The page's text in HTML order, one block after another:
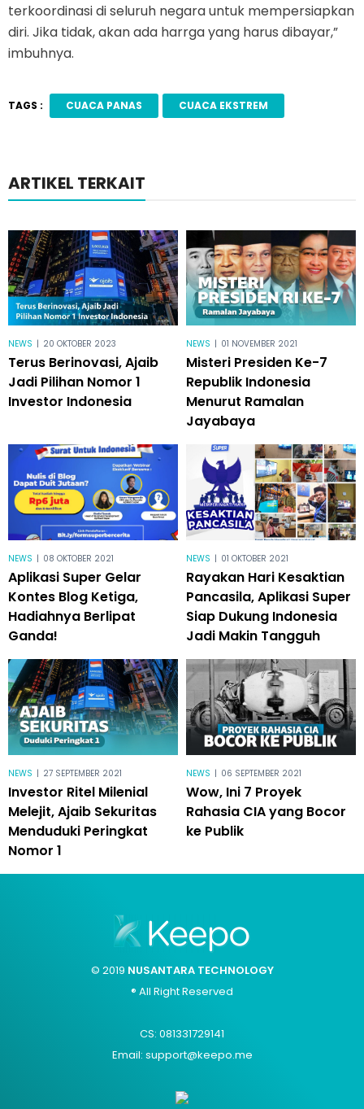
terkoordinasi di seluruh negara untuk mempersiapkan
diri. Jika tidak, akan ada harrga yang harus dibayar,”
imbuhnya.
TAGS : CUACA PANAS CUACA EKSTREM
ARTIKEL TERKAIT
NEWS | 20 OKTOBER 2023
Terus Berinovasi, Ajaib
Jadi Pilihan Nomor 1
Investor Indonesia
NEWS | 01 NOVEMBER 2021
Misteri Presiden Ke-7
Republik Indonesia
Menurut Ramalan
Jayabaya
NEWS | 08 OKTOBER 2021
Aplikasi Super Gelar
Kontes Blog Ketiga,
Hadiahnya Berlipat
Ganda!
NEWS | 01 OKTOBER 2021
Rayakan Hari Kesaktian
Pancasila, Aplikasi Super
Siap Dukung Indonesia
Jadi Makin Tangguh
NEWS | 27 SEPTEMBER 2021
Investor Ritel Milenial
Melejit, Ajaib Sekuritas
Menduduki Peringkat
Nomor 1
NEWS | 06 SEPTEMBER 2021
Wow, Ini 7 Proyek
Rahasia CIA yang Bocor
ke Publik
© 2019 NUSANTARA TECHNOLOGY
® All Right Reserved
CS: 081331729141
Email: support@keepo.me